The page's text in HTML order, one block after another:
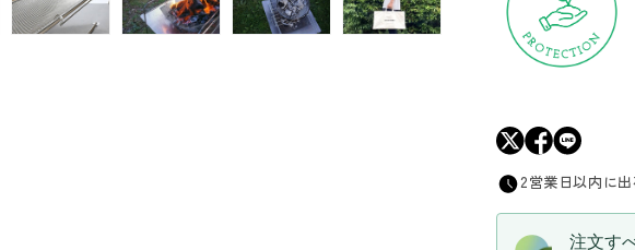
量
を
す
2営業日以内に
注文す